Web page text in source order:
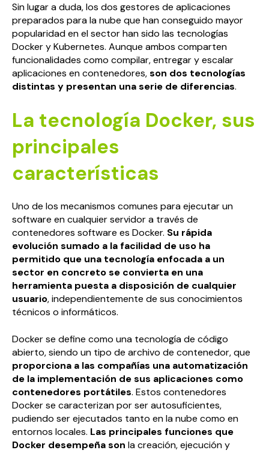
Sin lugar a duda, los dos gestores de aplicaciones
preparados para la nube que han conseguido mayor
popularidad en el sector han sido las tecnologías
Docker y Kubernetes. Aunque ambos comparten
funcionalidades como compilar, entregar y escalar
aplicaciones en contenedores,son dos tecnologías
distintas y presentan una serie de diferencias.
La tecnología Docker, sus
principales
características
Uno de los mecanismos comunes para ejecutar un
software en cualquier servidor a través de
contenedores software es Docker. Su rápida
evolución sumado a la facilidad de uso ha
permitido que una tecnología enfocada a un
sector en concreto se convierta en una
herramienta puesta a disposición de cualquier
usuario, independientemente de sus conocimientos
técnicos o informáticos.
Docker se define como una tecnología de código
abierto, siendo un tipo de archivo de contenedor, que
proporciona a las compañías una automatización
de la implementación de sus aplicaciones como
contenedores portátiles. Estos contenedores
Docker se caracterizan por ser autosuficientes,
pudiendo ser ejecutados tanto en la nube como en
entornos locales. Las principales funciones que
Docker desempeña son la creación, ejecución y